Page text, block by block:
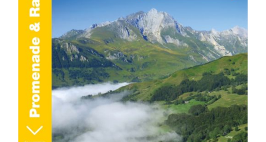
ACHETER LE PRODUIT DÉTAILS